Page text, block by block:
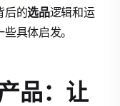
后的选品逻辑和运
具体启发。
品：让